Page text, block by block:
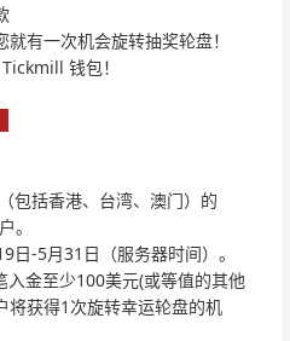
有一次机会旋转抽奖轮盘！
钱包！
包括香港、台湾、澳门）的
。
日-5月31日（服务器时间）。
金至少100美元(或等值的其他
将获得1次旋转幸运轮盘的机